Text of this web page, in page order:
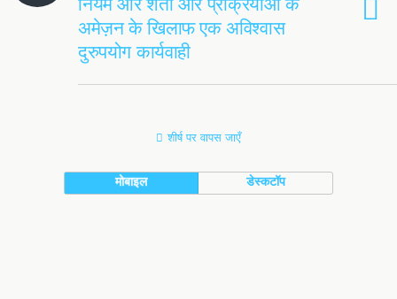
अमेज़न के खिलाफ एक अविश्वास
दुरुपयोग कार्यवाही
शीर्ष पर वापस जाएँ
मोबाइल डेस्कटॉप